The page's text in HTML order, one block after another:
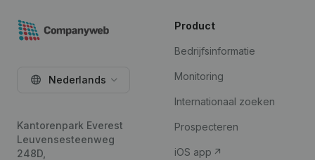
Nederlands
Kantorenpark Everest
Leuvensesteenweg
248D,
Product
Bedrijfsinformatie
Monitoring
Internationaal zoeken
Prospecteren
iOS app